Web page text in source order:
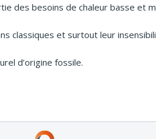
des besoins de chaleur basse et
classiques et surtout leur
d’origine fossile.